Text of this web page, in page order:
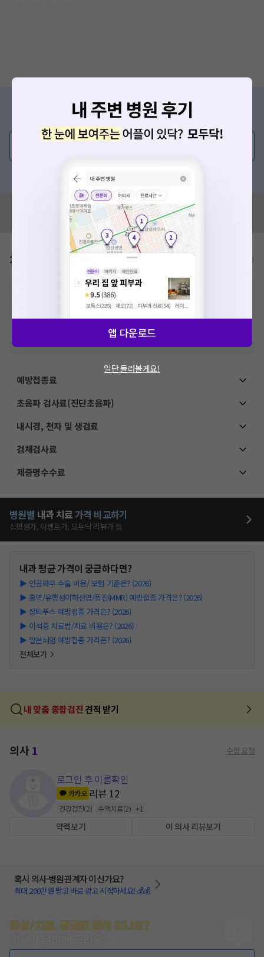
증상/치료, 궁금한 점이 있나요?
의사가 직접 답해드려요!
💬 무엇이든 물어보세요
혹시 잘못된 병원정보가 있나요?
모두닥 팀에 알려주세요!
가격표 비급여/급여 진료란?
추가비용 등으로 실제 가격과 상이할 수 있으니, 정확
한 가격은 해당 의료기관에 직접 문의해주세요.
건강보험심사평가원에 고지되어 있는 급여 진료 기준 가
격입니다. (진료와 연관된 복합적인 비용이 추가되어, 병원마다 금액이 다르게
산정될 수 있는 점 참고 바랍니다.)
VAT 포함
예방접종료
초음파 검사료(진단초음파)
내시경, 천자 및 생검료
검체검사료
제증명수수료
병원별 내과 치료가격 비교하기
심평원가, 이벤트가, 모두닥 리뷰가 등
내과평균 가격이 궁금하다면?
▶ 인공와우 수술 비용/ 보험 기준은? (2026)
▶ 홍역/유행성이하선염/풍진(MMR) 예방접종 가격은? (2026)
▶ 장티푸스 예방접종 가격은? (2026)
▶ 이석증 치료법/치료 비용은? (2026)
▶ 일본뇌염 예방접종 가격은? (2026)
전체보기
내 맞춤 종합검진 견적 받기
의사1 수정 요청
로그인 후 이름확인
카카오 리뷰 12
건강검진(2) 수액치료(2) +1
약력보기 이 의사 리뷰보기
혹시 의사·병원관계자 이신가요?
최대 200만원 받고 바로 광고 시작하세요! 💰💰
증상/치료, 궁금한 점이 있나요?
앱 다운로드
일단 둘러볼게요!